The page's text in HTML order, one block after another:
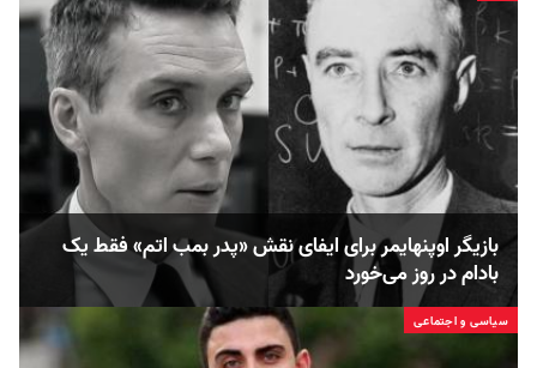
بازیگر اوپنهایمر برای ایفای نقش «پدر بمب اتم» فقط یک
بادام در روز می‌خورد
سیاسی و اجتماعی